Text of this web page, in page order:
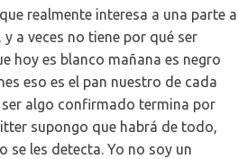
realmente interesa a una parte a
a veces no tiene por qué ser
hoy es blanco mañana es negro
eso es el pan nuestro de cada
algo confirmado termina por
supongo que habrá de todo,
se les detecta. Yo no soy un